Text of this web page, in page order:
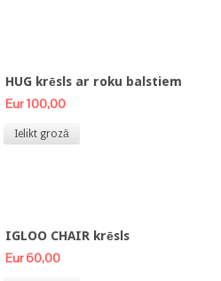
HUG krēsls ar roku balstiem
Eur 100,00
Ielikt grozā
IGLOO CHAIR krēsls
Eur 60,00